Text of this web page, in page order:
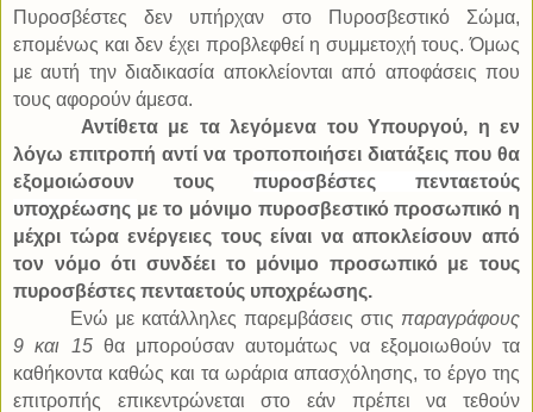
Πυροσβέστες δεν υπήρχαν στο Πυροσβεστικό Σώμα,
επομένως και δεν έχει προβλεφθεί η συμμετοχή τους. Όμως
με αυτή την διαδικασία αποκλείονται από αποφάσεις που
τους αφορούν άμεσα.
Αντίθετα με τα λεγόμενα του Υπουργού, η εν
λόγω επιτροπή αντί να τροποποιήσει διατάξεις που θα
εξομοιώσουν τους πυροσβέστες πενταετούς
υποχρέωσης με το μόνιμο πυροσβεστικό προσωπικό η
μέχρι τώρα ενέργειες τους είναι να αποκλείσουν από
τον νόμο ότι συνδέει το μόνιμο προσωπικό με τους
πυροσβέστες πενταετούς υποχρέωσης.
Ενώ με κατάλληλες παρεμβάσεις στις παραγράφους
9 και 15θα μπορούσαν αυτομάτως να εξομοιωθούν τα
καθήκοντα καθώς και τα ωράρια απασχόλησης, το έργο της
επιτροπής επικεντρώνεται στο εάν πρέπει να τεθούν